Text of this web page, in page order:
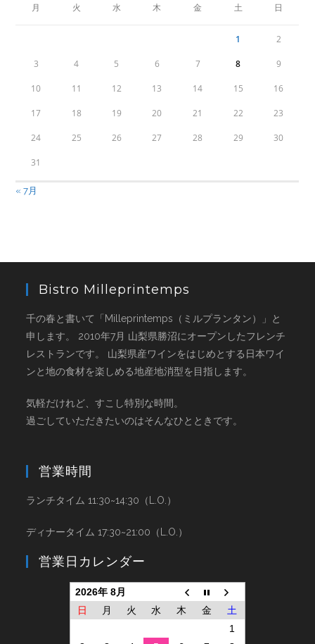
月 火 水 木 金 土 日
1 2
3 4 5 6 7 8 9
10 11 12 13 14 15 16
17 18 19 20 21 22 23
24 25 26 27 28 29 30
31
« 7月
Bistro Milleprintemps
千の春と書いて「Milleprintemps（ミルプランタン）」と
申します。 2010年7月 山梨県勝沼にオープンしたフレンチ
レストランです。 山梨県産ワインをはじめとする日本ワイ
ンと地の食材を楽しめる地産地消型を目指します。
気軽だけれど、すこし特別な時間。
過ごしていただきたいのはそんなひとときです。
営業時間
ランチタイム 11:30~14:30（L.O.）
ディナータイム 17:30~21:00（L.O.）
営業日カレンダー
2026年 8月
日
月 火 水 木 金
土
1